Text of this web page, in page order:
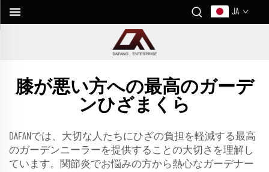
JA
膝が悪い方への最高のガーデ
ンひざまくら
DAFANでは、大切な人たちにひざの負担を軽減する最高
のガーデンニーラーを提供することの大切さを理解し
ています。関節炎でお悩みの方から熱心なガーデナー